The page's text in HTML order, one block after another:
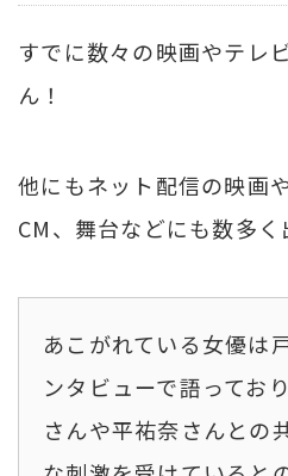
すでに数々の映画やテレ
ん！
他にもネット配信の映画
CM、舞台などにも数多く
あこがれている女優は
ンタビューで語ってお
さんや平祐奈さんとの